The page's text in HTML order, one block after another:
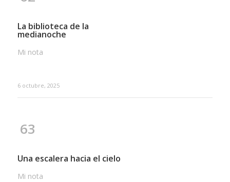
La biblioteca de la
medianoche
Mi nota
6 octubre, 2025
63
Una escalera hacia el cielo
Mi nota